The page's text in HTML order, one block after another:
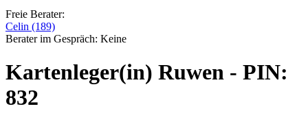
Freie Berater:
Celin (189)
Berater im Gespräch: Keine
Kartenleger(in) Ruwen - PIN:
832